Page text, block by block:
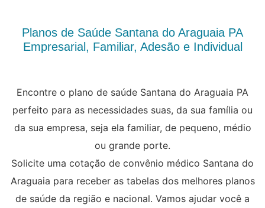
Planos de Saúde Santana do Araguaia PA
Empresarial, Familiar, Adesão e Individual
Encontre o plano de saúde Santana do Araguaia PA
perfeito para as necessidades suas, da sua família ou
da sua empresa, seja ela familiar, de pequeno, médio
ou grande porte.
Solicite uma cotação de convênio médico Santana do
Araguaia para receber as tabelas dos melhores planos
de saúde da região e nacional. Vamos ajudar você a